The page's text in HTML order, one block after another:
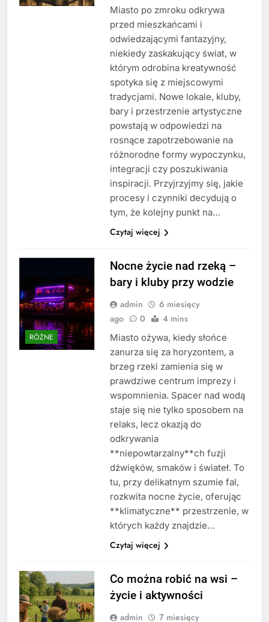
Miasto po zmroku odkrywa
przed mieszkańcami i
odwiedzającymi fantazyjny,
niekiedy zaskakujący świat, w
którym odrobina kreatywność
spotyka się z miejscowymi
tradycjami. Nowe lokale, kluby,
bary i przestrzenie artystyczne
powstają w odpowiedzi na
rosnące zapotrzebowanie na
różnorodne formy wypoczynku,
integracji czy poszukiwania
inspiracji. Przyjrzyjmy się, jakie
procesy i czynniki decydują o
tym, że kolejny punkt na…
Czytaj więcej
RÓŻNE
Nocne życie nad rzeką –
bary i kluby przy wodzie
admin
6 miesięcy
ago
0 4 mins
Miasto ożywa, kiedy słońce
zanurza się za horyzontem, a
brzeg rzeki zamienia się w
prawdziwe centrum imprezy i
wspomnienia. Spacer nad wodą
staje się nie tylko sposobem na
relaks, lecz okazją do
odkrywania
**niepowtarzalny**ch fuzji
dźwięków, smaków i świateł. To
tu, przy delikatnym szumie fal,
rozkwita nocne życie, oferując
**klimatyczne** przestrzenie, w
których każdy znajdzie…
Czytaj więcej
Co można robić na wsi –
życie i aktywności
admin 7 miesięcy